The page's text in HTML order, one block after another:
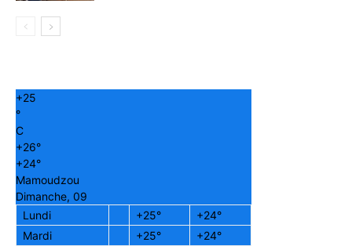
+25
°
C
+26°
+24°
Mamoudzou
Dimanche, 09
Lundi
+25° +24°
Mardi
+25° +24°